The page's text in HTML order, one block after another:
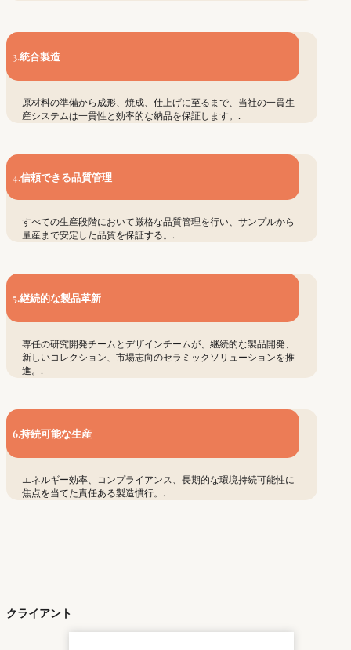
3.統合製造
原材料の準備から成形、焼成、仕上げに至るまで、当社の一貫生
産システムは一貫性と効率的な納品を保証します。.
4.信頼できる品質管理
すべての生産段階において厳格な品質管理を行い、サンプルから
量産まで安定した品質を保証する。.
5.継続的な製品革新
専任の研究開発チームとデザインチームが、継続的な製品開発、
新しいコレクション、市場志向のセラミックソリューションを推
進。.
6.持続可能な生産
エネルギー効率、コンプライアンス、長期的な環境持続可能性に
焦点を当てた責任ある製造慣行。.
クライアント